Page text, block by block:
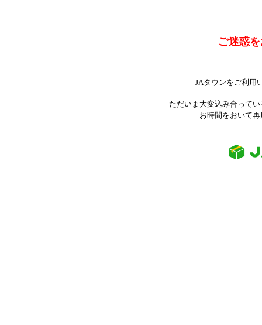
ご迷惑
JAタウンをご利用
ただいま大変込み合って
お時間をおいて